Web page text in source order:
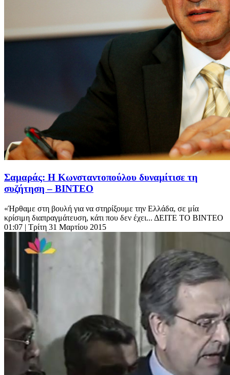
Σαμαράς: Η Κωνσταντοπούλου δυναμίτισε τη
συζήτηση – ΒΙΝΤΕΟ
«Ήρθαμε στη βουλή για να στηρίξουμε την Ελλάδα, σε μία
κρίσιμη διαπραγμάτευση, κάτι που δεν έχει... ΔΕΙΤΕ ΤΟ ΒΙΝΤΕΟ
01:07 | Τρίτη 31 Μαρτίου 2015